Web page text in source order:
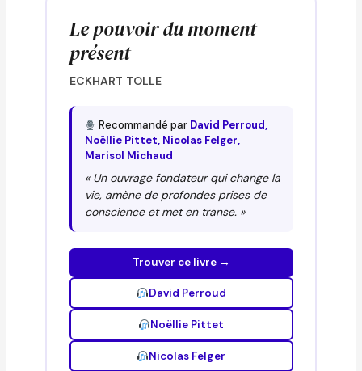
Le pouvoir du moment
présent
ECKHART TOLLE
Recommandé par David Perroud,
Noëllie Pittet, Nicolas Felger,
Marisol Michaud
« Un ouvrage fondateur qui change la
vie, amène de profondes prises de
conscience et met en transe. »
Trouver ce livre →
David Perroud
Noëllie Pittet
Nicolas Felger